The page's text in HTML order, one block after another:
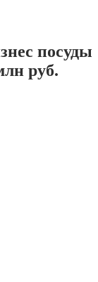
посуды
руб.